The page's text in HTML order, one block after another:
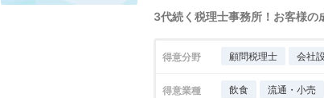
3代続く税理士事務所！お客様の
得意分野 顧問税理士 会社
得意業種 飲食 流通・小売